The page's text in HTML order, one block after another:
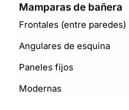
Mamparas de bañera
Frontales (entre paredes)
Angulares de esquina
Paneles fijos
Modernas